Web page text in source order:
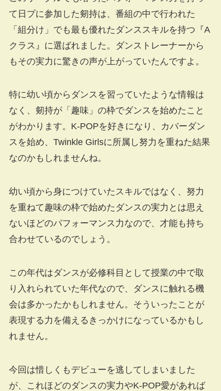
て日プに参加した剱持は、番組の中で行われた
「組分け」でも最も優れたダンススキルを持つ『A
クラス』に選ばれました。ダンストレーナーから
もその実力に驚きの声が上がっていたんですよ。
特に幼い頃からダンスを習っていたような情報は
なく、剱持が「趣味」の枠でダンスを始めたこと
がわかります。K-POPを好きになり、カバーダン
スを始め、Twinkle Girlsに所属し努力を重ねた結果
なのかもしれませんね。
幼い頃から身につけていたスキルではなく、努力
を重ねて趣味の枠で始めたダンスの実力とは思え
ないほどのパフォーマンス力なので、才能も持ち
合わせているのでしょう。
この年代はダンスが必修科目として授業の中で取
り入れられていた年代なので、ダンスに触れる機
会は多かったかもしれません。そういったことが
表現する力を備えるきっかけになっているかもし
れません。
今回は惜しくもデビューを逃してしまいました
が、これほどのダンスの実力やK-POP愛があれば